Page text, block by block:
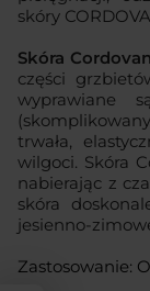
skóry
Skóra Cordovan
części
wyprawiane
trwała,
wilgoci. Skóra
nabierając z
skóra
jesienno-
Zastosowanie: